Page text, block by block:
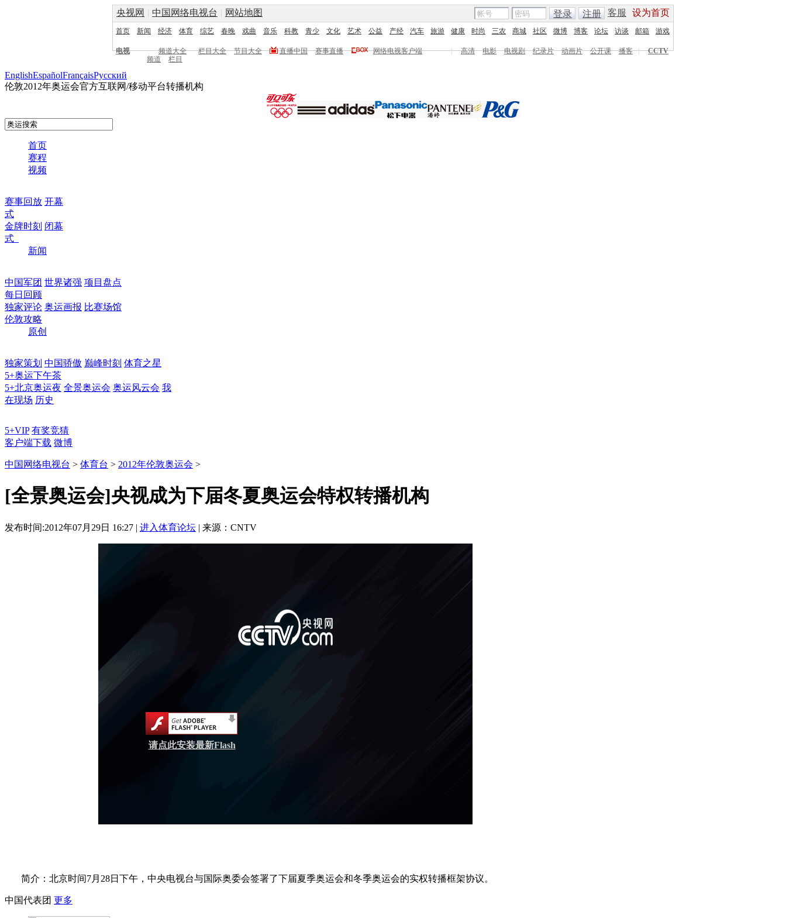
央视网 | 中国网络电视台 | 网站地图 客服 设为首页
登录 注册
首页 新闻 经济 体育 综艺 春晚 戏曲 音乐 科教 青少 文化 艺术 公益 产经 汽车 旅游 健康 时尚 三农 商城 社区 微博 博客 论坛 访谈 邮箱 游戏
电视 频道大全 栏目大全 节目大全 直播中国 赛事直播 网络电视客户端 | 高清 电影 电视剧 纪录片 动画片 公开课 播客 |
CCTV
频道
栏目
EnglishEspañolFrançaisPусский
伦敦2012年奥运会官方互联网/移动平台转播机构
首页
赛程
视频
赛事回放 开幕
式
金牌时刻 闭幕
式
新闻
中国军团 世界诸强 项目盘点
每日回顾
独家评论 奥运画报 比赛场馆
伦敦攻略
原创
独家策划 中国骄傲 巅峰时刻 体育之星
5+奥运下午茶
5+北京奥运夜 全景奥运会 奥运风云会 我
在现场 历史
5+VIP 有奖竞猜
客户端下载 微博
中国网络电视台 > 体育台 > 2012年伦敦奥运会 >
[全景奥运会]央视成为下届冬夏奥运会特权转播机构
发布时间:2012年07月29日 16:27 | 进入体育论坛 | 来源：CNTV
请点此安装最新Flash
简介：北京时间7月28日下午，中央电视台与国际奥委会签署了下届夏季奥运会和冬季奥运会的实权转播框架协议。
中国代表团 更多